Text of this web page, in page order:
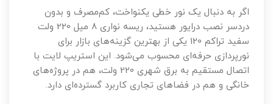
اگر به دنبال یک نور خطی یکنواخت، کم‌مصرف و بدون
دردسر نصب درایور هستید، ریسه نواری 8 میل 220 ولت
سفید تراکم 120 یکی از بهترین گزینه‌های بازار برای
نورپردازی حرفه‌ای محسوب می‌شود. این استریپ لایت با
اتصال مستقیم به برق شهری 220 ولت، هم در پروژه‌های
خانگی و هم در فضاهای تجاری کاربرد گسترده‌ای دارد.